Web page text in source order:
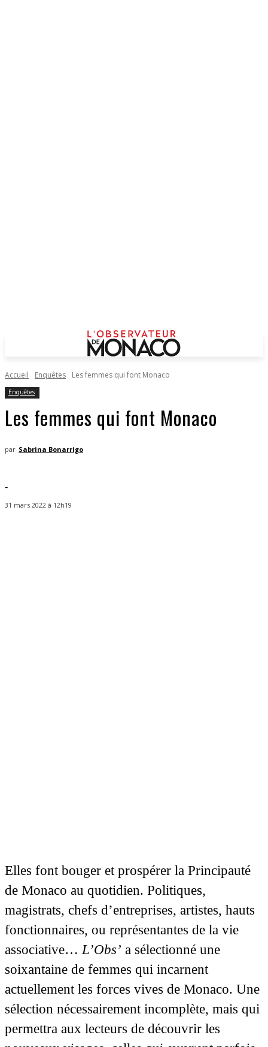
Accueil Enquêtes Les femmes qui font Monaco
Enquêtes
Les femmes qui font Monaco
par Sabrina Bonarrigo
-
31 mars 2022 à 12h19
Elles font bouger et prospérer la Principauté
de Monaco au quotidien. Politiques,
magistrats, chefs d’entreprises, artistes, hauts
fonctionnaires, ou représentantes de la vie
associative… L’Obs’ a sélectionné une
soixantaine de femmes qui incarnent
actuellement les forces vives de Monaco. Une
sélection nécessairement incomplète, mais qui
permettra aux lecteurs de découvrir les